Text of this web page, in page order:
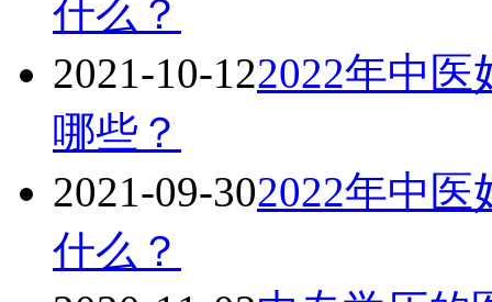
什么？
2021-10-122022年中
哪些？
2021-09-302022年中
什么？